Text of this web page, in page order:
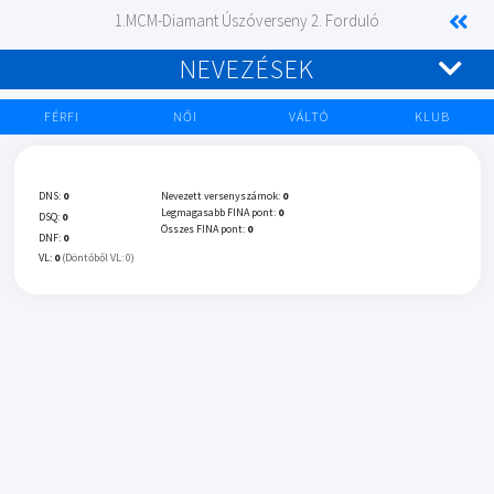
1.MCM-Diamant Úszóverseny 2. Forduló
NEVEZÉSEK
FÉRFI NŐI VÁLTÓ KLUB
DNS: 0
DSQ: 0
DNF: 0
VL: 0 (Döntőből VL: 0)
Nevezett versenyszámok: 0
Legmagasabb FINA pont: 0
Összes FINA pont: 0